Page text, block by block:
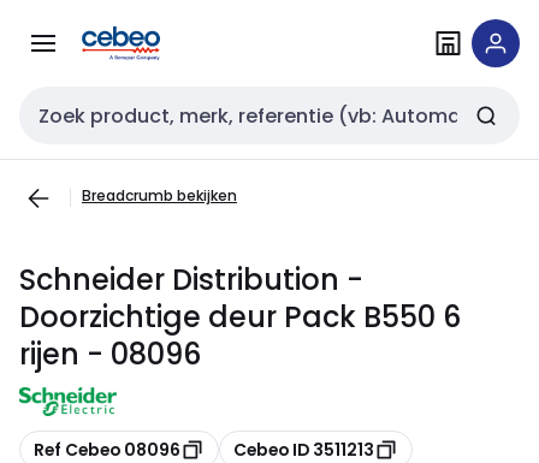
naar
naar
Zoekveld invoer
Breadcrumb bekijken
Schneider Distribution -
Doorzichtige deur Pack B550 6
rijen - 08096
Kopiëren
Ref Cebeo 08096 Kopiëren
Cebeo ID 3511213